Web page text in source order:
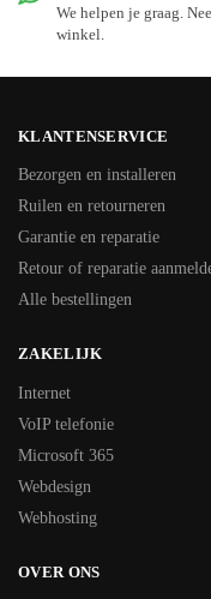
We helpen je graag.
winkel.
KLANTENSERVICE
Bezorgen en installeren
Ruilen en retourneren
Garantie en reparatie
Retour of reparatie
Alle bestellingen
ZAKELIJK
Internet
VoIP telefonie
Microsoft 365
Webdesign
Webhosting
OVER ONS